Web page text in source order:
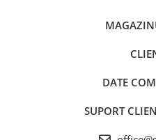
DATE
SUPORT